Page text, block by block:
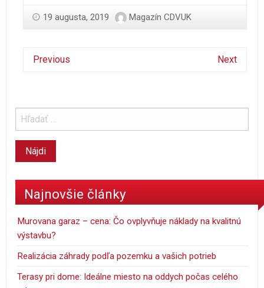
19 augusta, 2019 Magazín CDVUK
Previous Next
Najnovšie články
Murovana garaz – cena: Čo ovplyvňuje náklady na kvalitnú
výstavbu?
Realizácia záhrady podľa pozemku a vašich potrieb
Terasy pri dome: Ideálne miesto na oddych počas celého